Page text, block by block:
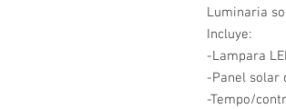
Luminaria
Incluye:
-Lampara
-Panel solar
-Tempo/